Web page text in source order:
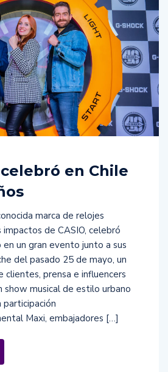
en Chile
marca de relojes
de CASIO, celebró
en un gran evento junto a sus
del pasado 25 de mayo, un
clientes, prensa e influencers
show musical de estilo urbano
Maxi, embajadores […]